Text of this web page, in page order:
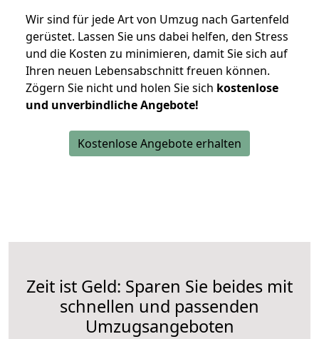
Wir sind für jede Art von Umzug nach Gartenfeld
gerüstet. Lassen Sie uns dabei helfen, den Stress
und die Kosten zu minimieren, damit Sie sich auf
Ihren neuen Lebensabschnitt freuen können.
Zögern Sie nicht und holen Sie sich kostenlose
und unverbindliche Angebote!
Kostenlose Angebote erhalten
Zeit ist Geld: Sparen Sie beides mit
schnellen und passenden
Umzugsangeboten